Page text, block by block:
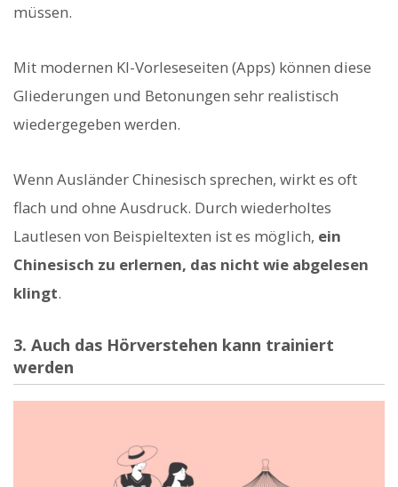
müssen.
Mit modernen KI-Vorleseseiten (Apps) können diese
Gliederungen und Betonungen sehr realistisch
wiedergegeben werden.
Wenn Ausländer Chinesisch sprechen, wirkt es oft
flach und ohne Ausdruck. Durch wiederholtes
Lautlesen von Beispieltexten ist es möglich, ein
Chinesisch zu erlernen, das nicht wie abgelesen
klingt.
3. Auch das Hörverstehen kann trainiert
werden